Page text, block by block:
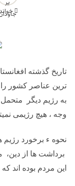
خواندن
تاریخ گذشته
ترین عناصر کشور را
به رژیم دیگر متحمل
وجه ، هیچ رژیمی
نحوه ء برخورد رژیم
برداشت ها از دین،
این مردم بوده اند